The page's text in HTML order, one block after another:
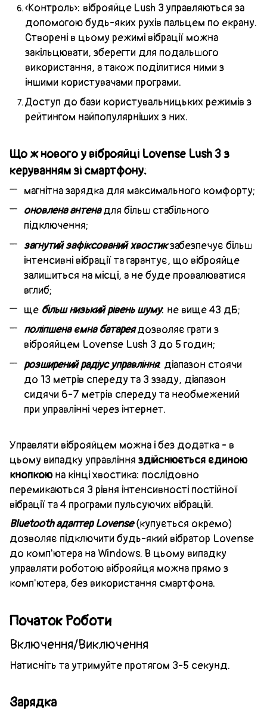
«Контроль»: віброяйце Lush 3 управляються за
допомогою будь-яких рухів пальцем по екрану.
Створені в цьому режимі вібрації можна
закільцювати, зберегти для подальшого
використання, а також поділитися ними з
іншими користувачами програми.
Доступ до бази користувальницьких режимів з
рейтингом найпопулярніших з них.
Що ж нового у віброяйці Lovense Lush 3 з
керуванням зі смартфону:
магнітна зарядка для максимального комфорту;
оновлена антенадля більш стабільного
підключення;
загнутий зафіксований хвостикзабезпечує більш
інтенсивні вібрації та гарантує, що віброяйце
залишиться на місці, а не буде провалюватися
вглиб;
ще більш низький рівень шуму: не вище 43 дБ;
поліпшена ємна батареядозволяє грати з
віброяйцем Lovense Lush 3 до 5 годин;
розширений радіус управління: діапазон стоячи
до 13 метрів спереду та 3 ззаду, діапазон
сидячи 6-7 метрів спереду та необмежений
при управлінні через інтернет.
Управляти віброяйцем можна і без додатка - в
цьому випадку управління здійснюється єдиною
кнопкоюна кінці хвостика: послідовно
перемикаються 3 рівня інтенсивності постійної
вібрації та 4 програми пульсуючих вібрацій.
Bluetooth адаптер Lovense(купується окремо)
дозволяє підключити будь-який вібратор Lovense
до комп'ютера на Windows. В цьому випадку
управляти роботою віброяйця можна прямо з
комп'ютера, без використання смартфона.
Початок Роботи
Включення/Виключення
Натисніть та утримуйте протягом 3-5 секунд.
Зарядка